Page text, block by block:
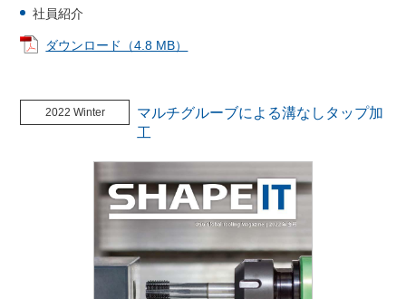
社員紹介
ダウンロード（4.8 MB）
2022 Winter
マルチグルーブによる溝なしタップ加
工